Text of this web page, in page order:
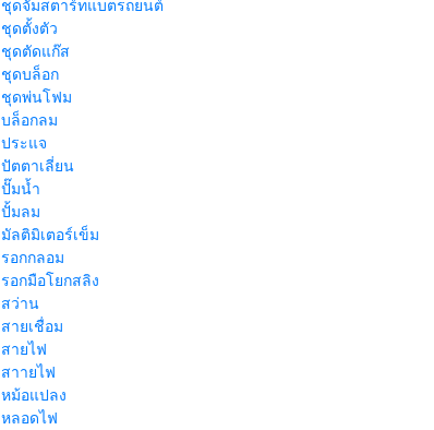
ชุดจั้มสตาร์ทแบตรถยนต์
ชุดตั้งตัว
ชุดตัดแก๊ส
ชุดบล็อก
ชุดพ่นโฟม
บล็อกลม
ประแจ
ปัตตาเลี่ยน
ปั๊มน้ำ
ปั้มลม
มัลติมิเตอร์เข็ม
รอกกลอม
รอกมือโยกสลิง
สว่าน
สายเชื่อม
สายไฟ
สาายไฟ
หม้อแปลง
หลอดไฟ